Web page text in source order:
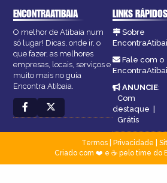
ENCONTRAATIBAIA
O melhor de Atibaia num
só lugar! Dicas, onde ir, o
que fazer, as melhores
empresas, locais, serviços e
muito mais no guia
Encontra Atibaia.
LINKS RÁPIDOS
Sobre
Fale com o
ANUNCIE:
Com
destaque |
Grátis
Termos| Privacidade
Criado com ❤️ e ☕ pelo time do